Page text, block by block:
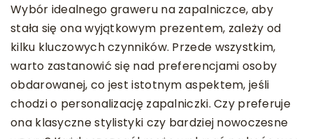
Wybór idealnego graweru na zapalniczce, aby
stała się ona wyjątkowym prezentem, zależy od
kilku kluczowych czynników. Przede wszystkim,
warto zastanowić się nad preferencjami osoby
obdarowanej, co jest istotnym aspektem, jeśli
chodzi o personalizację zapalniczki. Czy preferuje
ona klasyczne stylistyki czy bardziej nowoczesne